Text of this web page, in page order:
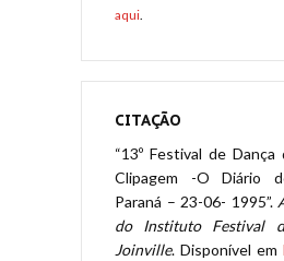
aqui.
CITAÇÃO
“13º Festival de
Clipagem -O Diário
Paraná – 23-06- 1995”.
do Instituto Festival
Joinville. Disponível em